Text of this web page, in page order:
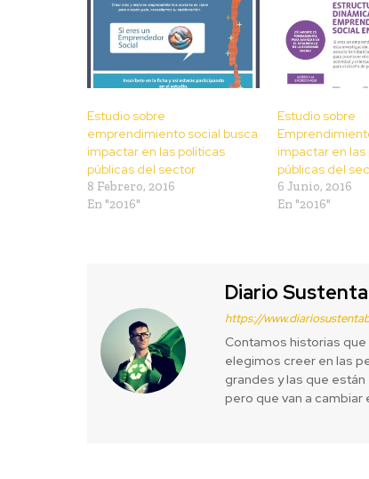
Estudio sobre
emprendimiento social busca
impactar en las políticas
públicas del sector
8 Febrero, 2016
En "2016"
Estudio sobre
impactar en las
públicas del
6 Junio, 2016
En "2016"
Diario
https://
Contamos historias
elegimos creer en las
grandes y las que
pero que van a cambiar